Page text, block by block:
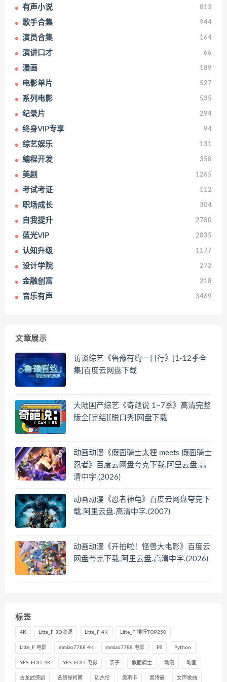
有声小说 813
歌手合集 944
演员合集 164
演讲口才 66
漫画 189
电影单片 527
系列电影 535
纪录片 294
终身VIP专享 94
综艺娱乐 131
编程开发 358
美剧 1265
考试考证 112
职场成长 304
自我提升 2780
蓝光VIP 2835
认知升级 1177
设计学院 272
金融创富 218
音乐有声 3469
文章展示
访谈综艺《鲁豫有约一日行》[1-12季全
集]百度云网盘下载
大陆国产综艺《奇葩说 1~7季》高清完整
版全[完结][脱口秀]网盘下载
动画动漫《假面骑士太狸 meets 假面骑士
忍者》百度云网盘夸克下载.阿里云盘.高
清中字.(2026)
动画动漫《忍者神龟》百度云网盘夸克下
载.阿里云盘.高清中字.(2007)
动画动漫《开拍啦！怪兽大电影》百度云
网盘夸克下载.阿里云盘.高清中字.(2026)
标签
4K Litte_F 3D资源 Litte_F 4K Litte_F 排行TOP250
Litte_F 电影 mmiao7788 4K mmiao7788 电影 PS Python
YFS_EDIT 4K YFS_EDIT 电影 亲子 假面骑士 动漫 动画
古龙武侠剧 名侦探柯南 周杰伦 奥斯卡 奥特曼 女声歌曲